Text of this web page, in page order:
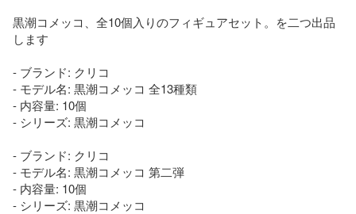
黒潮コメッコ、全10個入りのフィギュアセット。を二つ出品
します
- ブランド: クリコ
- モデル名: 黒潮コメッコ 全13種類
- 内容量: 10個
- シリーズ: 黒潮コメッコ
- ブランド: クリコ
- モデル名: 黒潮コメッコ 第二弾
- 内容量: 10個
- シリーズ: 黒潮コメッコ